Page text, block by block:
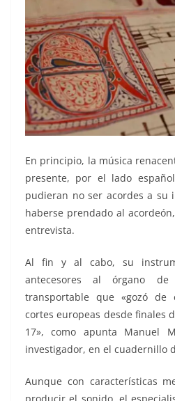
En principio, la música
presente, por el lado
pudieran no ser acordes a su
haberse prendado al
entrevista.
Al fin y al cabo, su
antecesores al órgano
transportable que «gozó de
cortes europeas desde finales
17», como apunta Manuel
investigador, en el cuadernillo
Aunque con características